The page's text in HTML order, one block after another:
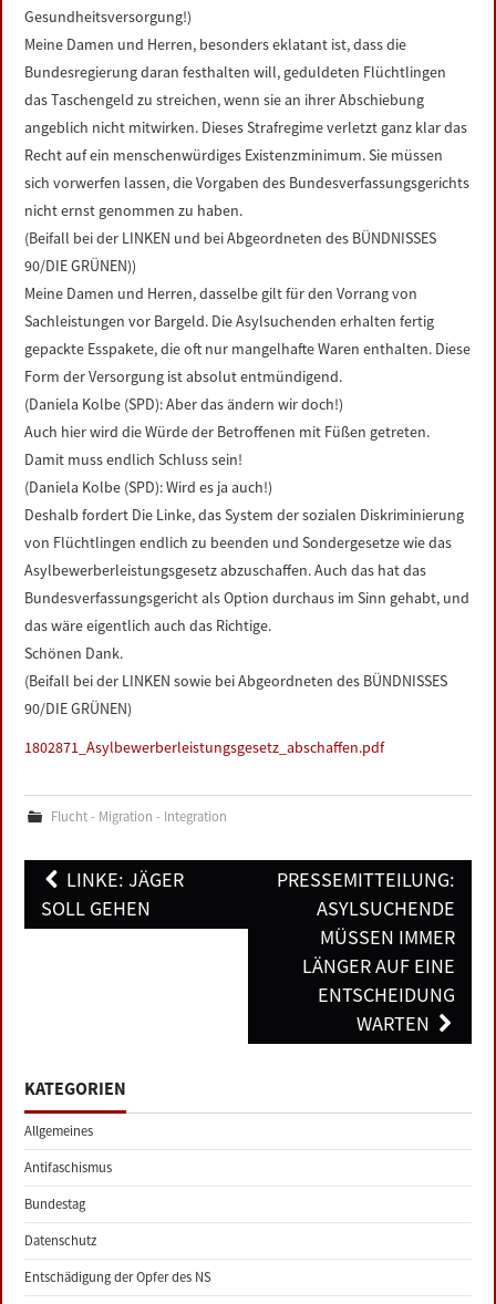
Gesundheitsversorgung!)
Meine Damen und Herren, besonders eklatant ist, dass die
Bundesregierung daran festhalten will, geduldeten Flüchtlingen
das Taschengeld zu streichen, wenn sie an ihrer Abschiebung
angeblich nicht mitwirken. Dieses Strafregime verletzt ganz klar das
Recht auf ein menschenwürdiges Existenzminimum. Sie müssen
sich vorwerfen lassen, die Vorgaben des Bundesverfassungsgerichts
nicht ernst genommen zu haben.
(Beifall bei der LINKEN und bei Abgeordneten des BÜNDNISSES
90/DIE GRÜNEN))
Meine Damen und Herren, dasselbe gilt für den Vorrang von
Sachleistungen vor Bargeld. Die Asylsuchenden erhalten fertig
gepackte Esspakete, die oft nur mangelhafte Waren enthalten. Diese
Form der Versorgung ist absolut entmündigend.
(Daniela Kolbe (SPD): Aber das ändern wir doch!)
Auch hier wird die Würde der Betroffenen mit Füßen getreten.
Damit muss endlich Schluss sein!
(Daniela Kolbe (SPD): Wird es ja auch!)
Deshalb fordert Die Linke, das System der sozialen Diskriminierung
von Flüchtlingen endlich zu beenden und Sondergesetze wie das
Asylbewerberleistungsgesetz abzuschaffen. Auch das hat das
Bundesverfassungsgericht als Option durchaus im Sinn gehabt, und
das wäre eigentlich auch das Richtige.
Schönen Dank.
(Beifall bei der LINKEN sowie bei Abgeordneten des BÜNDNISSES
90/DIE GRÜNEN)
1802871_Asylbewerberleistungsgesetz_abschaffen.pdf
Flucht - Migration - Integration
Post
navigation
LINKE: JÄGER
SOLL GEHEN
PRESSEMITTEILUNG:
ASYLSUCHENDE
MÜSSEN IMMER
LÄNGER AUF EINE
ENTSCHEIDUNG
WARTEN
KATEGORIEN
Allgemeines
Antifaschismus
Bundestag
Datenschutz
Entschädigung der Opfer des NS